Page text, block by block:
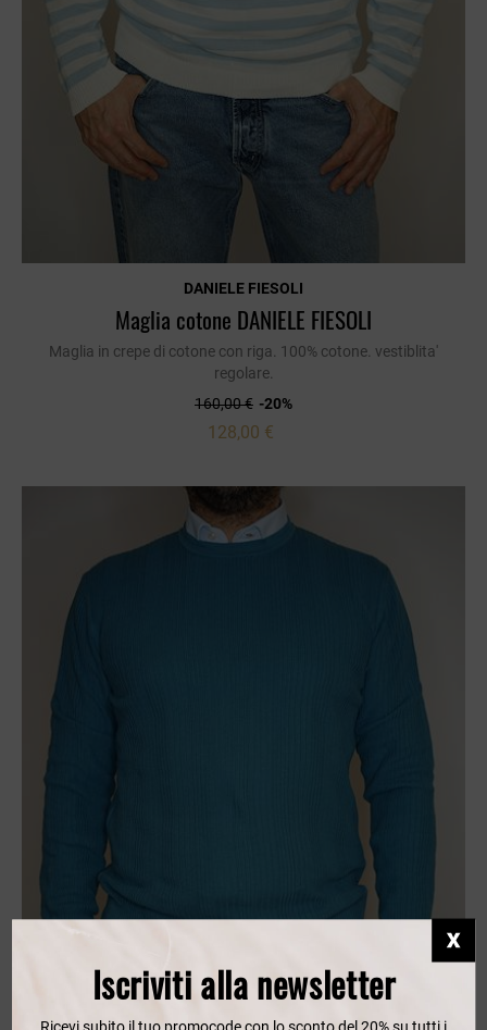
DANIELE FIESOLI
Maglia cotone DANIELE FIESOLI
Maglia in crepe di cotone con riga. 100% cotone. vestiblita'
regolare.
160,00 € -20%
128,00 €
Iscriviti alla newsletter
Ricevi subito il tuo promocode con lo sconto del 20% su tutti i